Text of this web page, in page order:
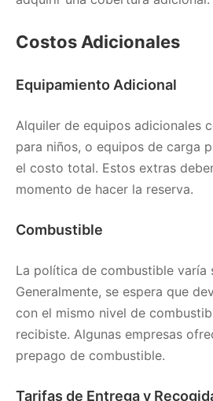
Costos Adicionales
Equipamiento Adicional
Alquiler de equipos adicionales
para niños, o equipos de carga
el costo total. Estos extras
momento de hacer la reserva.
Combustible
La política de combustible varía
Generalmente, se espera que
con el mismo nivel de
recibiste. Algunas empresas
prepago de combustible.
Tarifas de Entrega y